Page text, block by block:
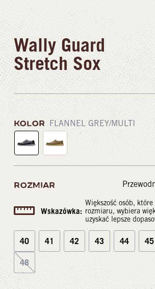
Wally Guard
Stretch Sox
KOLOR FLANNEL GREY/MULTI
ROZMIAR
Wskazówka:
Większość osób, które
rozmiaru, wybiera
uzyskać lepsze
40 41 42 43 44 45
48